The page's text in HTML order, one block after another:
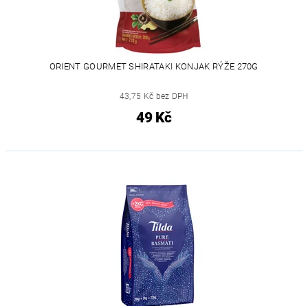
ORIENT GOURMET SHIRATAKI KONJAK RÝŽE 270G
43,75 Kč bez DPH
49 Kč